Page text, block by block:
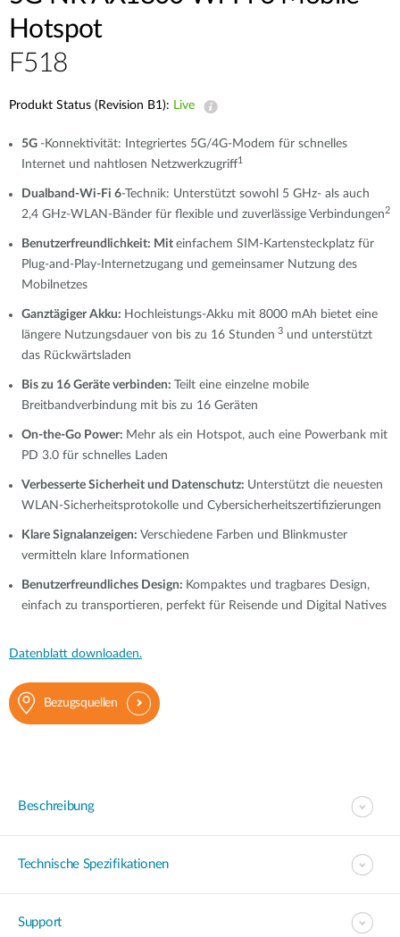
Hotspot
F518
Produkt Status (Revision B1): Live
5G -Konnektivität: Integriertes 5G/4G-Modem für schnelles
Internet und nahtlosen Netzwerkzugriff1
Dualband-Wi-Fi 6-Technik: Unterstützt sowohl 5 GHz- als auch
2,4 GHz-WLAN-Bänder für flexible und zuverlässige Verbindungen 2
Benutzerfreundlichkeit: Mit einfachem SIM-Kartensteckplatz für
Plug-and-Play-Internetzugang und gemeinsamer Nutzung des
Mobilnetzes
Ganztägiger Akku: Hochleistungs-Akku mit 8000 mAh bietet eine
längere Nutzungsdauer von bis zu 16 Stunden 3 und unterstützt
das Rückwärtsladen
Bis zu 16 Geräte verbinden:
Teilt eine einzelne mobile
Breitbandverbindung mit bis zu 16 Geräten
On-the-Go Power: Mehr als ein Hotspot, auch eine Powerbank mit
PD 3.0 für schnelles Laden
Verbesserte Sicherheit und Datenschutz: Unterstützt die neuesten
WLAN-Sicherheitsprotokolle und Cybersicherheitszertifizierungen
Klare Signalanzeigen: Verschiedene Farben und Blinkmuster
vermitteln klare Informationen
Benutzerfreundliches Design: Kompaktes und tragbares Design,
einfach zu transportieren, perfekt für Reisende und Digital Natives
Datenblatt downloaden.
Bezugsquellen
Beschreibung
Technische Spezifikationen
Support